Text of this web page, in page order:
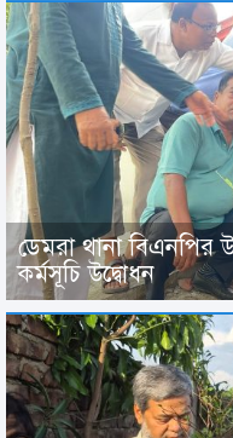
ডেমরা থানা বিএনপির
কর্মসূচি উদ্বোধন